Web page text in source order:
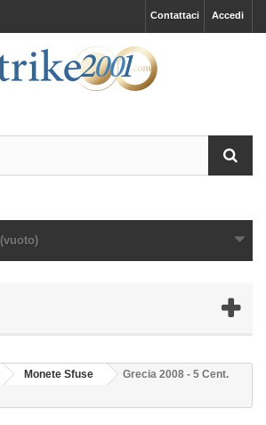
Accedi
Contattaci
(vuoto)
Monete Sfuse
Grecia 2008 - 5 Cent.